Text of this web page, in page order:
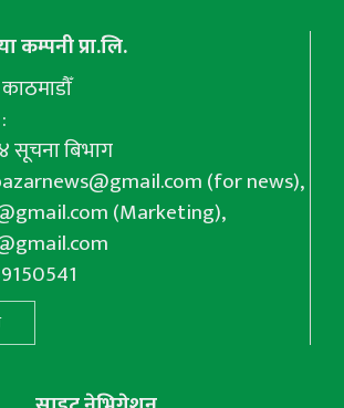
कम्पनी प्रा.लि.
सूचना बिभाग
(for news),
(Marketing),